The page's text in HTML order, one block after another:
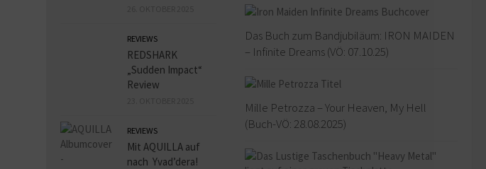
Das Buch zum Bandjubiläum: IRON MAIDEN
– Infinite Dreams (VÖ: 07.10.25)
Mille Petrozza – Your Heaven, My Hell
(Buch-VÖ: 28.08.2025)
REVIEWS
REDSHARK
„Sudden Impact“
Review
REVIEWS
Mit AQUILLA auf
nach Yvad’dera!